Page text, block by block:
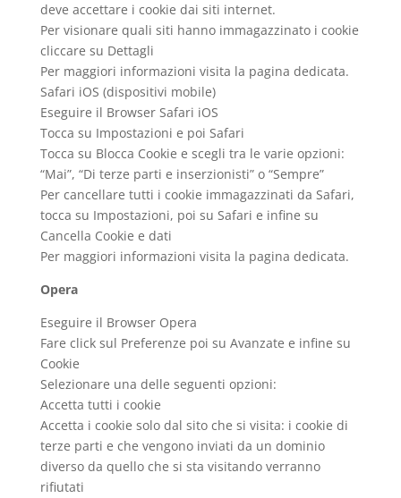
deve accettare i cookie dai siti internet.
Per visionare quali siti hanno immagazzinato i cookie
cliccare su Dettagli
Per maggiori informazioni visita la pagina dedicata.
Safari iOS (dispositivi mobile)
Eseguire il Browser Safari iOS
Tocca su Impostazioni e poi Safari
Tocca su Blocca Cookie e scegli tra le varie opzioni:
“Mai”, “Di terze parti e inserzionisti” o “Sempre”
Per cancellare tutti i cookie immagazzinati da Safari,
tocca su Impostazioni, poi su Safari e infine su
Cancella Cookie e dati
Per maggiori informazioni visita la pagina dedicata.
Opera
Eseguire il Browser Opera
Fare click sul Preferenze poi su Avanzate e infine su
Cookie
Selezionare una delle seguenti opzioni:
Accetta tutti i cookie
Accetta i cookie solo dal sito che si visita: i cookie di
terze parti e che vengono inviati da un dominio
diverso da quello che si sta visitando verranno
rifiutati